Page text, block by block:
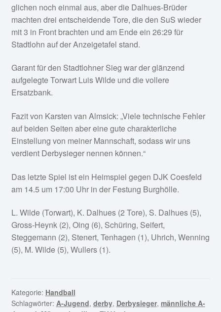
glichen noch einmal aus, aber die Dalhues-Brüder
machten drei entscheidende Tore, die den SuS wieder
mit 3 in Front brachten und am Ende ein 26:29 für
Stadtlohn auf der Anzeigetafel stand.
Garant für den Stadtlohner Sieg war der glänzend
aufgelegte Torwart Luis Wilde und die vollere
Ersatzbank.
Fazit von Karsten van Almsick: „Viele technische Fehler
auf beiden Seiten aber eine gute charakterliche
Einstellung von meiner Mannschaft, sodass wir uns
verdient Derbysieger nennen können.“
Das letzte Spiel ist ein Heimspiel gegen DJK Coesfeld
am 14.5 um 17:00 Uhr in der Festung Burghölle.
L. Wilde (Torwart), K. Dalhues (2 Tore), S. Dalhues (5),
Gross-Heynk (2), Oing (6), Schüring, Seifert,
Steggemann (2), Stenert, Tenhagen (1), Uhrich, Wenning
(5), M. Wilde (5), Wullers (1).
Kategorie: Handball
Schlagwörter: A-Jugend, derby, Derbysieger, männliche A-